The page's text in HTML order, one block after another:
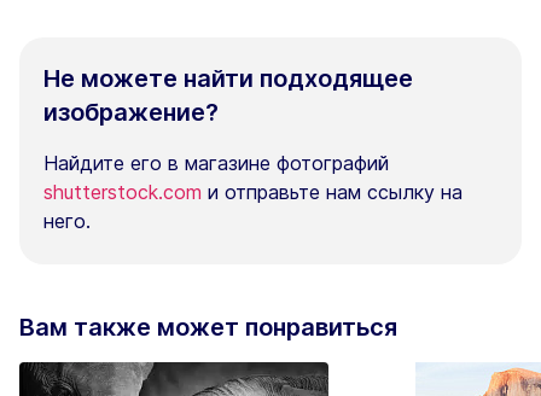
Не можете найти подходящее
изображение?
Найдите его в магазине фотографий
shutterstock.com и отправьте нам ссылку на
него.
Вам также может понравиться